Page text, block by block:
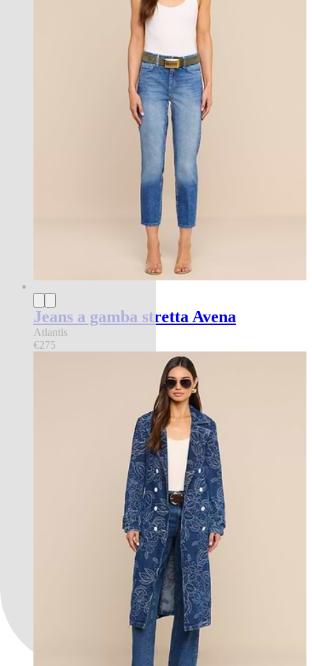
Jeans a gamba stretta Avena
Atlantis
€275